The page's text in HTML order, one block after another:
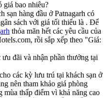
giá bao nhiêu?
sạn hàng đầu ở Patnagarh có
sách với giá tối thiểu là . Để
thỏa mãn hết các yêu cầu của
rồi sắp xếp theo "Giá:
đãi và nhận phần thưởng tại
các kỳ lưu trú tại khách sạn ở
nên tham khảo giá phòng
mùa thấp điểm vì khả năng cao